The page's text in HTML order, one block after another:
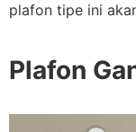
plafon tipe ini
Plafon